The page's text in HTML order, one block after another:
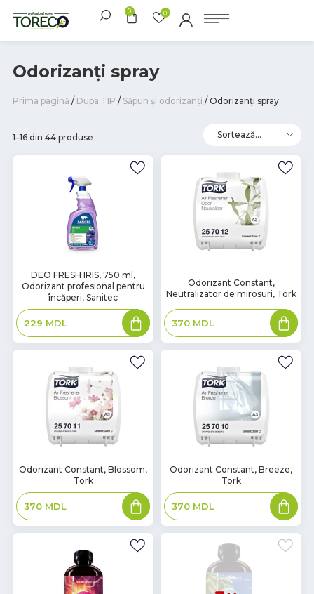
0 0
Odorizanți spray
Prima pagină / Dupa TIP / Săpun și odorizanți / Odorizanți spray
1–16 din 44 produse
наличии
DEO FRESH IRIS, 750 ml,
Odorizant profesional pentru
încăperi, Sanitec
229 MDL
Adaugă
în
coș
наличии
Odorizant Constant,
Neutralizator de mirosuri, Tork
370 MDL
Adaugă
în
coș
В
Odorizant Constant, Blossom,
Tork
370 MDL
Adaugă
în
coș
ВOdorizant Constant, Breeze,
Tork
370 MDL
Adaugă
în
coș